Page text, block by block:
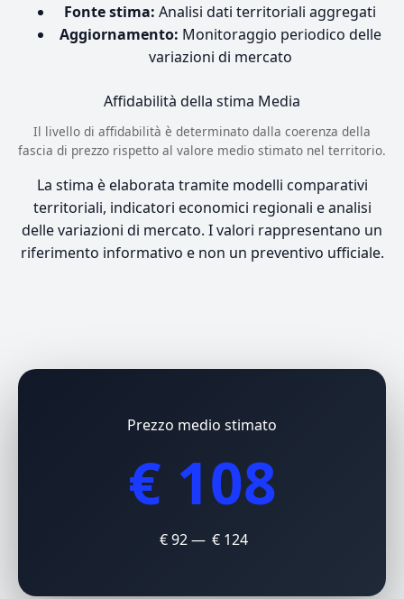
Fonte stima: Analisi dati territoriali aggregati
Aggiornamento: Monitoraggio periodico delle
variazioni di mercato
Affidabilità della stima Media
Il livello di affidabilità è determinato dalla coerenza della
fascia di prezzo rispetto al valore medio stimato nel territorio.
La stima è elaborata tramite modelli comparativi
territoriali, indicatori economici regionali e analisi
delle variazioni di mercato. I valori rappresentano un
riferimento informativo e non un preventivo ufficiale.
Prezzo medio stimato
€ 108
€ 92 — € 124